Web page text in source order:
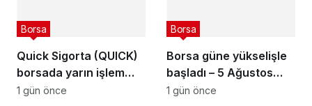
Quick Sigorta (QUICK)
borsada yarın işlem
görmeye başlayacak
Borsa
1 gün önce
Borsa güne yükselişle
başladı – 5 Ağustos
2026
Borsa
1 gün önce